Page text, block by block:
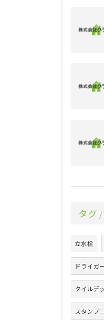
タグ
立水栓
ドライガ
タイルデ
スタンプ